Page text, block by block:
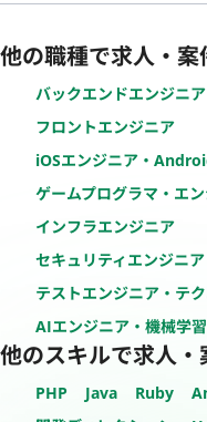
他の職種で求人・案
バックエンドエンジニア
フロントエンジニア
iOSエンジニア・
ゲームプログラマ・エ
インフラエンジニア
セキュリティエンジニア
テストエンジニア・テ
AIエンジニア・機械学
他のスキルで求人・
PHP Java Ruby